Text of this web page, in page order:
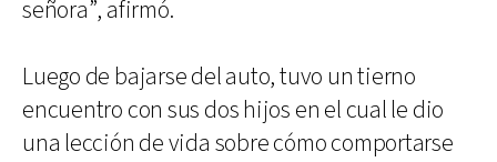
señora”, afirmó.
Luego de bajarse del auto, tuvo un tierno
encuentro con sus dos hijos en el cual le dio
una lección de vida sobre cómo comportarse